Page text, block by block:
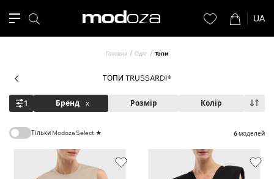
UA
Головна Одяг Топи
ТОПИ TRUSSARDI®
1 Бренд x Розмір Колір
Тільки Modoza Select ★ 6моделей